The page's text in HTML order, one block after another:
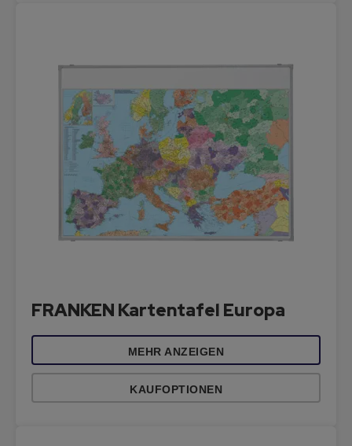
FRANKEN Kartentafel Europa
MEHR ANZEIGEN
KAUFOPTIONEN